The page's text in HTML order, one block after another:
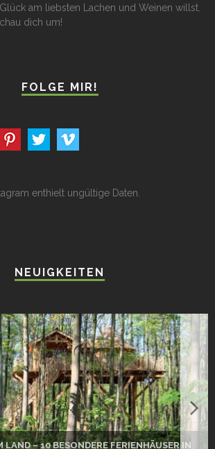
am liebsten Lachen und Weinen willst.
dich um!
FOLGE MIR!
enthielt ungültige Daten.
NEUIGKEITEN
LAND – 10 BESONDERE FERIENHÄUSER IN